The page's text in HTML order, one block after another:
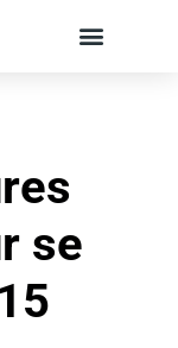
se